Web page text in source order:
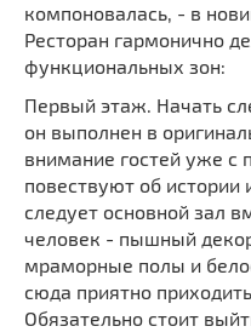
компоновалась, - в
Ресторан гармонично
функциональных зон:
Первый этаж. Начать
он выполнен в
внимание гостей уже с
повествуют об истории
следует основной зал
человек - пышный
мраморные полы и
сюда приятно
Обязательно стоит